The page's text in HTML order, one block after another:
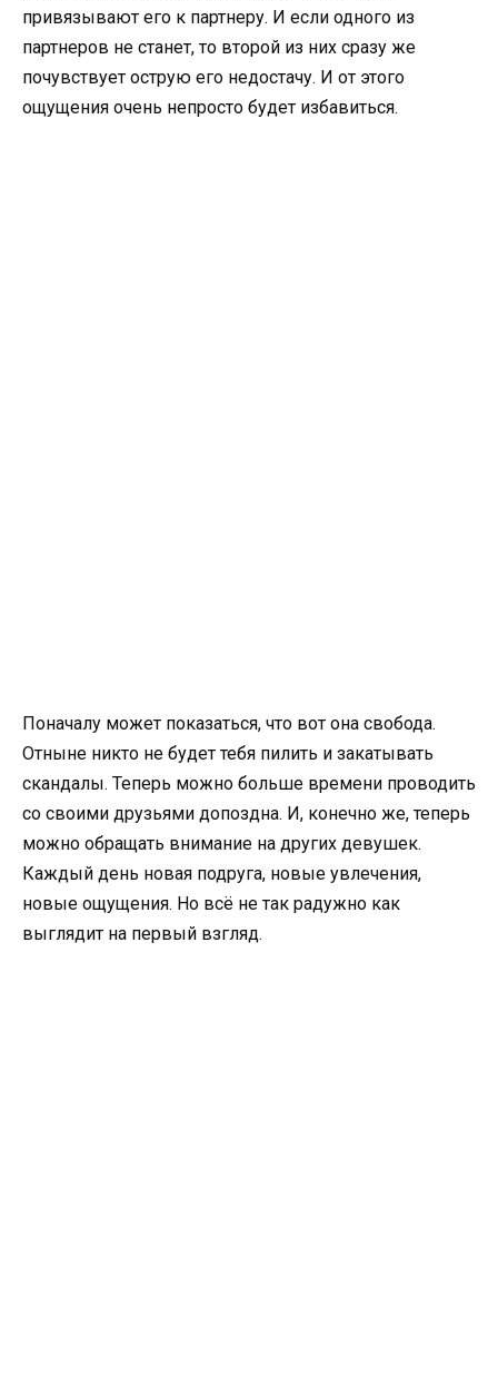
привязывают его к партнеру. И если одного из
партнеров не станет, то второй из них сразу же
почувствует острую его недостачу. И от этого
ощущения очень непросто будет избавиться.
Поначалу может показаться, что вот она свобода.
Отныне никто не будет тебя пилить и закатывать
скандалы. Теперь можно больше времени проводить
со своими друзьями допоздна. И, конечно же, теперь
можно обращать внимание на других девушек.
Каждый день новая подруга, новые увлечения,
новые ощущения. Но всё не так радужно как
выглядит на первый взгляд.